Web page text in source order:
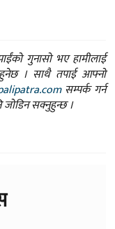
गुनासो भए हामीलाई
। साथै तपाई आफ्नो
सम्पर्क गर्न
सक्नुहुन्छ ।